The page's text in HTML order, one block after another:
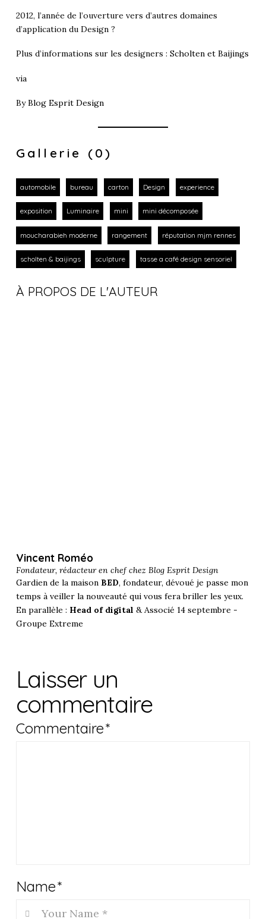
2012, l’année de l’ouverture vers d’autres domaines
d’application du Design ?
Plus d’informations sur les designers : Scholten et Baijings
via
ByBlog Esprit Design
Gallerie (0)
automobile bureau carton Design experience
exposition Luminaire mini mini décomposée
moucharabieh moderne rangement réputation mjm rennes
scholten & baijings sculpture tasse a café design sensoriel
À PROPOS DE L'AUTEUR
Vincent Roméo
Fondateur, rédacteur en chef chez Blog Esprit Design
Gardien de la maison BED, fondateur, dévoué je passe mon
temps à veiller la nouveauté qui vous fera briller les yeux.
En parallèle : Head of digital & Associé 14 septembre -
Groupe Extreme
Laisser un
commentaire
Commentaire*
Name*